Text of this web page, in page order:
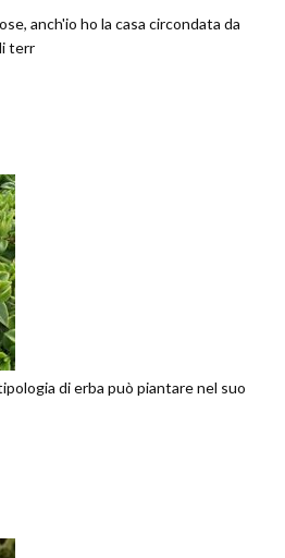
anch'io ho la casa circondata da
terr
di erba può piantare nel suo